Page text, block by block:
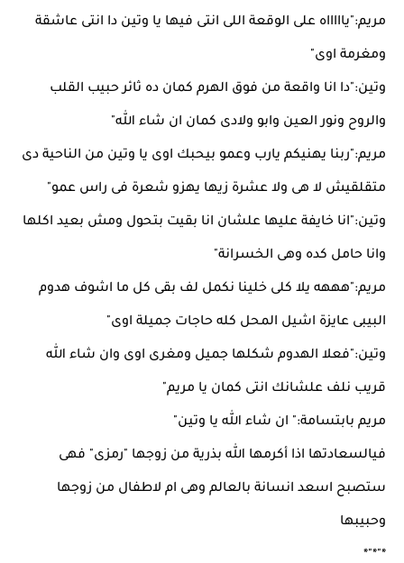
مريم:"ياااااه على الوقعة اللى انتى فيها يا وتين دا انتى عاشقة
ومغرمة اوى"
وتين:"دا انا واقعة من فوق الهرم كمان ده ثائر حبيب القلب
والروح ونور العين وابو ولادى كمان ان شاء الله"
مريم:"ربنا يهنيكم يارب وعمو بيحبك اوى يا وتين من الناحية دى
متقلقيش لا هى ولا عشرة زيها يهزو شعرة فى راس عمو"
وتين:"انا خايفة عليها علشان انا بقيت بتحول ومش بعيد اكلها
وانا حامل كده وهى الخسرانة"
مريم:"هههه يلا كلى خلينا نكمل لف بقى كل ما اشوف هدوم
البيبى عايزة اشيل المحل كله حاجات جميلة اوى"
وتين:"فعلا الهدوم شكلها جميل ومغرى اوى وان شاء الله
قريب نلف علشانك انتى كمان يا مريم"
مريم بابتسامة:" ان شاء الله يا وتين"
فيالسعادتها اذا أكرمها الله بذرية من زوجها "رمزى" فهى
ستصبح اسعد انسانة بالعالم وهى ام لاطفال من زوجها
وحبيبها
*"*"*